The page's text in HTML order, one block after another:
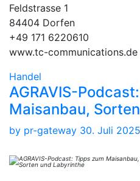
Feldstrasse 1
84404 Dorfen
+49 171 6220610
www.tc-communications.de
Handel
AGRAVIS-
Maisanbau,
by pr-gateway 30. Juli 2025